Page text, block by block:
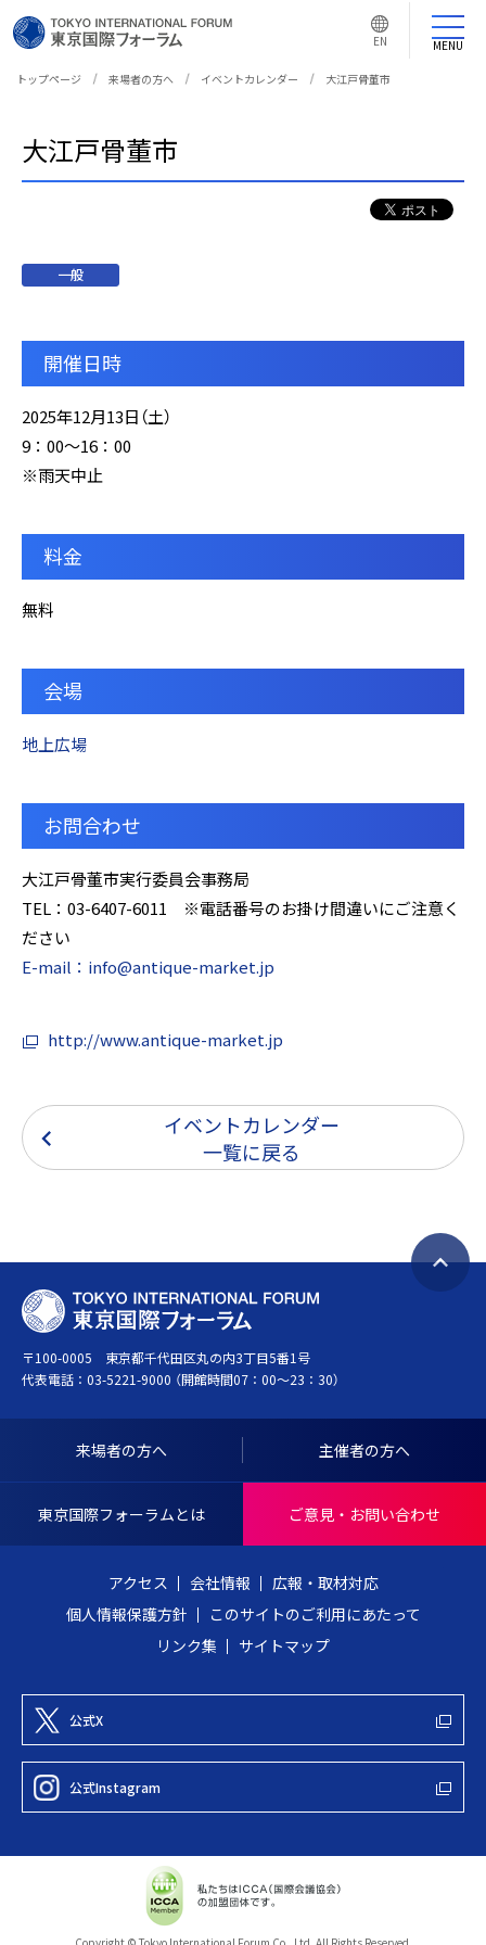
言
語
切
え
ボ
EN MENU
トップページ 来場者の方へ イベントカレンダー 大江戸骨董市
大江戸骨董市
一般
開催日時
2025年12月13日（土）
9：00～16：00
※雨天中止
料金
無料
会場
地上広場
お問合わせ
大江戸骨董市実行委員会事務局
TEL：03-6407-6011 ※電話番号のお掛け間違いにご注意く
ださい
E-mail：info@antique-market.jp
http://www.antique-market.jp
イベントカレンダー
一覧に戻る
ペ
プ
戻
る
T
O
K
Y
O
N
N
O
〒100-0005 東京都千代田区丸の内3丁目5番1号
代表電話： 03-5221-9000 （開館時間07：00～23：30）
来場者の方へ 主催者の方へ
東京国際フォーラムとは ご意見・お問い合わせ
アクセス 会社情報
広報・取材対応
個人情報保護方針
このサイトのご利用にあたって
リンク集
サイトマップ
公式X
公式Instagram